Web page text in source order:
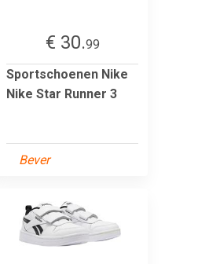
€ 30.99
Sportschoenen Nike
Nike Star Runner 3
Bever